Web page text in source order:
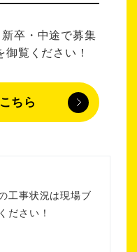
卒・中途で募集
覧ください！
ちら
工事状況は現場ブ
ださい！